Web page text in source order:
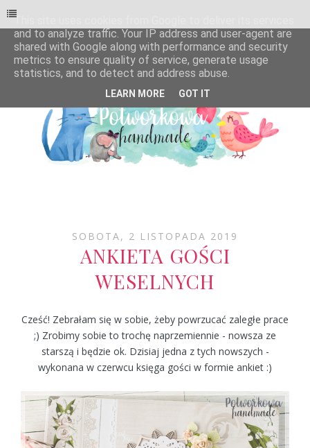
SOBOTA, 2 LISTOPADA 2019
ANKIETA GOŚCI
WESELNYCH
Cześć! Zebrałam się w sobie, żeby powrzucać zaległe prace
;) Zrobimy sobie to trochę naprzemiennie - nowsza ze
starszą i będzie ok. Dzisiaj jedna z tych nowszych -
wykonana w czerwcu księga gości w formie ankiet :)
This site uses cookies from Google to deliver its services
and to analyze traffic. Your IP address and user-agent are
shared with Google along with performance and security
metrics to ensure quality of service, generate usage
statistics, and to detect and address abuse.
LEARN MORE GOT IT